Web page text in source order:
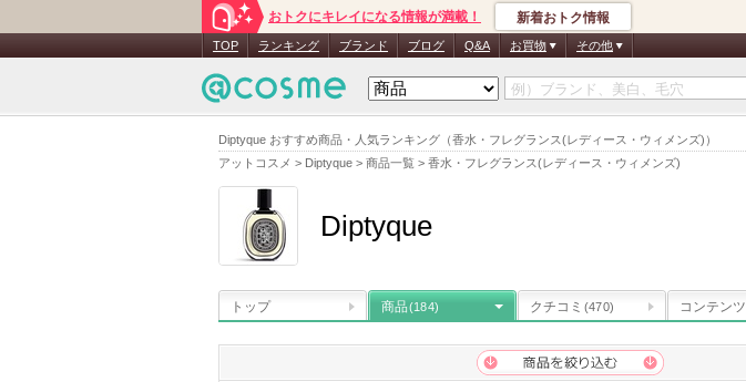
Diptyque おすすめ商品・人気ランキング（香水・フレグランス(レディース・ウィメンズ)）
アットコスメ > Diptyque > 商品一覧 > 香水・フレグランス(レディース・ウィメンズ)
おトクにキレイになる情報が満載！ 新着おトク情報
TOP ランキング ブランド ブログ Q&A お買物 その他
Diptyque
トップ 商品(184) クチコミ (470) コンテンツ